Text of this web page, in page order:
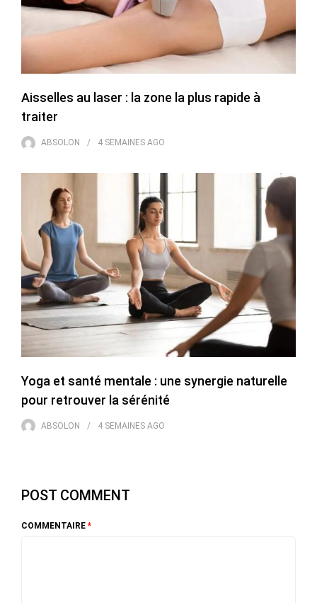
Aisselles au laser : la zone la plus rapide à
traiter
ABSOLON 4 SEMAINES AGO
Yoga et santé mentale : une synergie naturelle
pour retrouver la sérénité
ABSOLON 4 SEMAINES AGO
POST COMMENT
COMMENTAIRE *